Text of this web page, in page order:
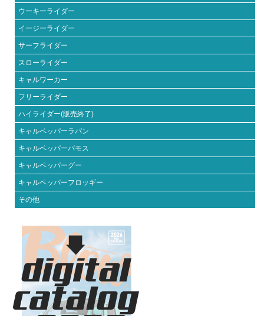
ウーキーライダー
イージーライダー
サーフライダー
スローライダー
キャルワーカー
フリーライダー
ハイライダー(販売終了)
キャルペッパーラパン
キャルペッパーバモス
キャルペッパーグー
キャルペッパーフロッギー
その他